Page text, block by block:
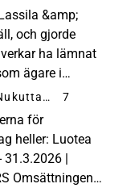
&amp;
och gjorde
ha lämnat
ägare i
har
i Luotea och
är ...
by NukkeNukuttaja 7
för
heller: Luotea
31.3.2026 |
Omsättningen